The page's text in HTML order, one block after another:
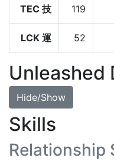
TEC 技 119
LCK 運 52
Unleashed
Hide/Show
Skills
Relationship